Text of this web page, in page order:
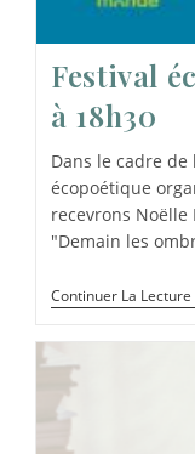
Festival
à 18h30
Dans le cadre
écopoétique
recevrons
"Demain les
Continuer La Lecture